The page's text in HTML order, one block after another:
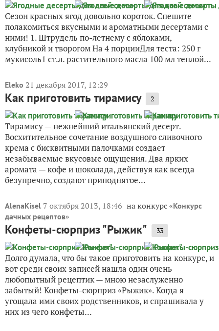
Сезон красных ягод довольно короток. Спешите
полакомиться вкусными и ароматными десертами с
ними! 1. Штрудель по-летнему c яблоками,
клубникой и творогом На 4 порцииДля теста: 250 г
мукисоль1 ст.л. растительного масла 100 мл теплой...
Eleko 21 декабря 2017, 12:29
Как приготовить тирамису 2
Тирамису — нежнейший итальянский десерт.
Восхитительное сочетание воздушного сливочного
крема с бисквитными палочками создает
незабываемые вкусовые ощущения. Два ярких
аромата — кофе и шоколада, действуя как всегда
безупречно, создают приподнятое...
AlenaKisel 7 октября 2013, 18:46 на конкурс «Конкурс
дачных рецептов»
Конфеты-сюрприз "Рыжик" 33
Долго думала, что бы такое приготовить на конкурс, и
вот среди своих записей нашла один очень
любопытный рецептик — мною незаслуженно
забытый! Конфеты-сюрприз «Рыжик». Когда я
угощала ими своих родственников, и спрашивала у
них из чего конфеты...